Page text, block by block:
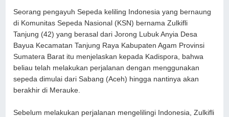
Seorang pengayuh Sepeda keliling Indonesia yang bernaung
di Komunitas Sepeda Nasional (KSN) bernama Zulkifli
Tanjung (42) yang berasal dari Jorong Lubuk Anyia Desa
Bayua Kecamatan Tanjung Raya Kabupaten Agam Provinsi
Sumatera Barat itu menjelaskan kepada Kadispora, bahwa
beliau telah melakukan perjalanan dengan menggunakan
sepeda dimulai dari Sabang (Aceh) hingga nantinya akan
berakhir di Merauke.
Sebelum melakukan perjalanan mengelilingi Indonesia, Zulkifli